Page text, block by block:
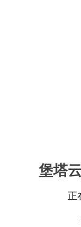
堡塔
正